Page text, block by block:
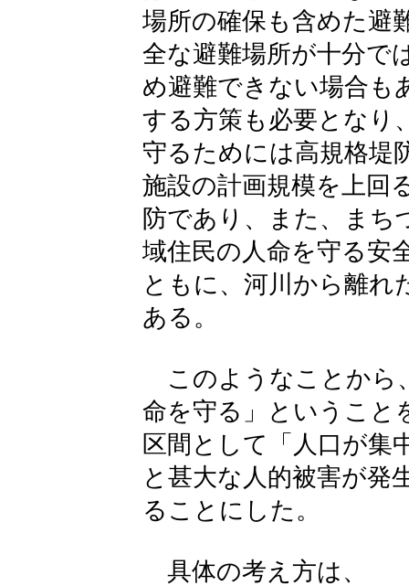
場所の確保も含めた避
全な避難場所が十分で
め避難できない場合も
する方策も必要となり
守るためには高規格堤
施設の計画規模を上回
防であり、また、まち
域住民の人命を守る安
ともに、河川から離れ
ある。
このようなことから
命を守る」ということ
区間として「人口が集
と甚大な人的被害が発
ることにした。
具体の考え方は、